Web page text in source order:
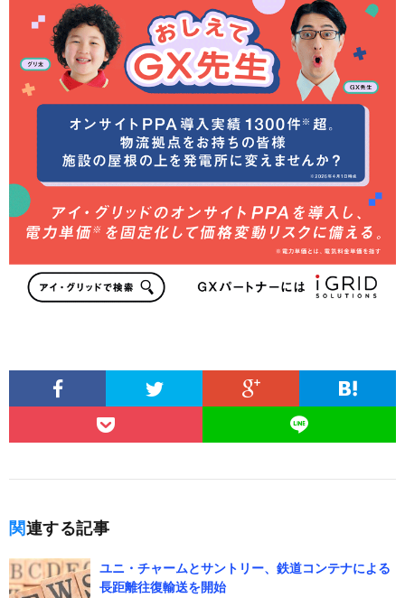
関連する記事
ユニ・チャームとサントリー、鉄道コンテナによる
長距離往復輸送を開始